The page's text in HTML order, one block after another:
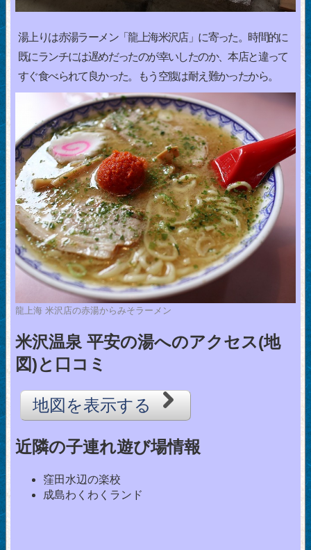
湯上りは赤湯ラーメン「龍上海米沢店」に寄った。時間的に
既にランチには遅めだったのが幸いしたのか、本店と違って
すぐ食べられて良かった。もう空腹は耐え難かったから。
龍上海 米沢店の赤湯からみそラーメン
米沢温泉 平安の湯へのアクセス(地
図)と口コミ
地図を表示する
近隣の子連れ遊び場情報
窪田水辺の楽校
成島わくわくランド